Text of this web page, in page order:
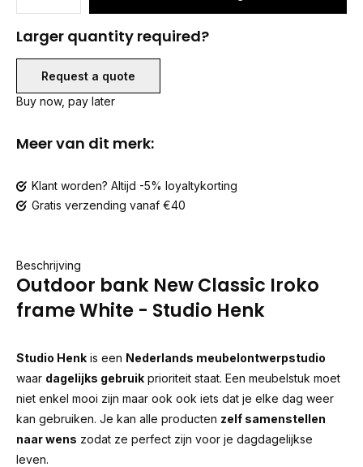
Larger quantity required?
Request a quote
Buy now, pay later
Meer van dit merk:
Klant worden? Altijd -5% loyaltykorting
Gratis verzending vanaf €40
Beschrijving
Outdoor bank New Classic Iroko
frame White - Studio Henk
Studio Henk is een Nederlands meubelontwerpstudio
waar dagelijks gebruik prioriteit staat. Een meubelstuk moet
niet enkel mooi zijn maar ook ook iets dat je elke dag weer
kan gebruiken. Je kan alle producten zelf samenstellen
naar wens zodat ze perfect zijn voor je dagdagelijkse
leven.